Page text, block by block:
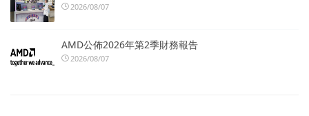
2026/08/07
AMD公佈2026年第2季財務報告
2026/08/07